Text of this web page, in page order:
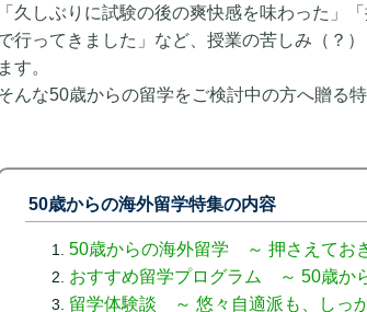
「久しぶりに試験の後の爽快感を味わった」
行ってきました」など、授業の苦しみ（？
ます。
んな50歳からの留学をご検討中の方へ贈る特
50歳からの海外留学特集の内容
50歳からの海外留学 ～ 押さえてお
おすすめ留学プログラム ～ 50歳か
留学体験談 ～ 悠々自適派も、しっ